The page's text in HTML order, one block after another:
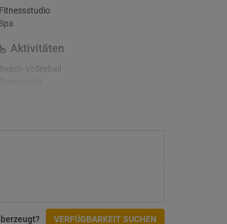
Fitnessstudio
Aktivitäten
Beach-Volleyball
VERFÜGBARKEIT SUCHEN